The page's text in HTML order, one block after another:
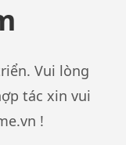
Vui lòng
tác xin vui
!